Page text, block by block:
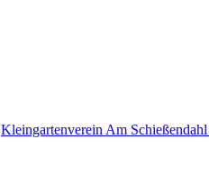
Kleingartenverein Am Schießendahl